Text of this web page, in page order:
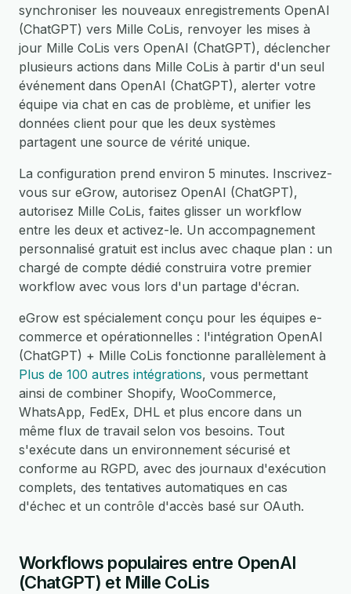
synchroniser les nouveaux enregistrements OpenAI
(ChatGPT) vers Mille CoLis, renvoyer les mises à
jour Mille CoLis vers OpenAI (ChatGPT), déclencher
plusieurs actions dans Mille CoLis à partir d'un seul
événement dans OpenAI (ChatGPT), alerter votre
équipe via chat en cas de problème, et unifier les
données client pour que les deux systèmes
partagent une source de vérité unique.
La configuration prend environ 5 minutes. Inscrivez-
vous sur eGrow, autorisez OpenAI (ChatGPT),
autorisez Mille CoLis, faites glisser un workflow
entre les deux et activez-le. Un accompagnement
personnalisé gratuit est inclus avec chaque plan : un
chargé de compte dédié construira votre premier
workflow avec vous lors d'un partage d'écran.
eGrow est spécialement conçu pour les équipes e-
commerce et opérationnelles : l'intégration OpenAI
(ChatGPT) + Mille CoLis fonctionne parallèlement à
Plus de 100 autres intégrations, vous permettant
ainsi de combiner Shopify, WooCommerce,
WhatsApp, FedEx, DHL et plus encore dans un
même flux de travail selon vos besoins. Tout
s'exécute dans un environnement sécurisé et
conforme au RGPD, avec des journaux d'exécution
complets, des tentatives automatiques en cas
d'échec et un contrôle d'accès basé sur OAuth.
Workflows populaires entre OpenAI
(ChatGPT) et Mille CoLis